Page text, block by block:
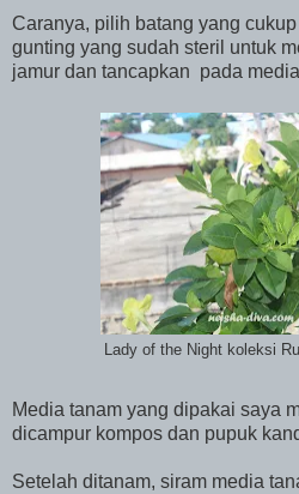
Caranya, pilih batang yang
gunting yang sudah steril untuk
jamur dan tancapkan pada
Lady of the Night koleksi
Media tanam yang dipakai saya
dicampur kompos dan pupuk
Setelah ditanam, siram media